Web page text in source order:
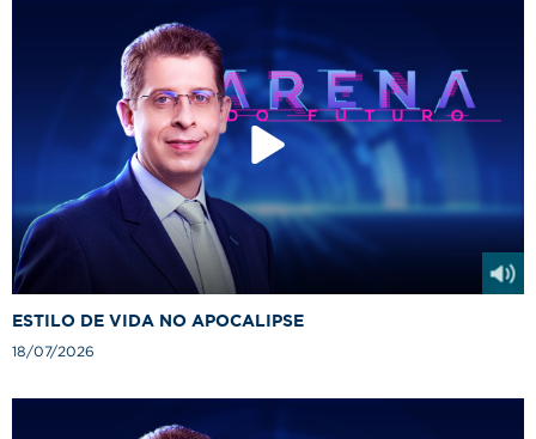
ESTILO DE VIDA NO APOCALIPSE
18/07/2026